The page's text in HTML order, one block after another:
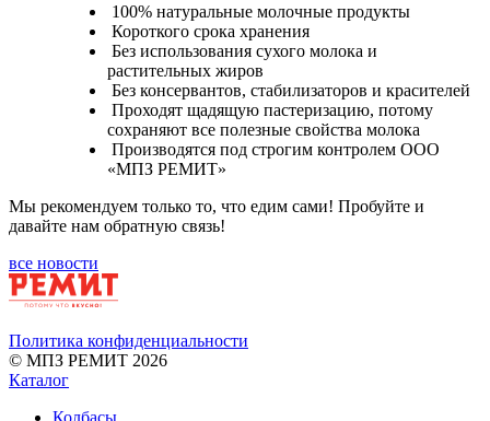
100% натуральные молочные продукты
Короткого срока хранения
Без использования сухого молока и
растительных жиров
Без консервантов, стабилизаторов и красителей
Проходят щадящую пастеризацию, потому
сохраняют все полезные свойства молока
Производятся под строгим контролем ООО
«МПЗ РЕМИТ»
Мы рекомендуем только то, что едим сами! Пробуйте и
давайте нам обратную связь!
все новости
Политика конфиденциальности
© МПЗ РЕМИТ 2026
Каталог
Колбасы